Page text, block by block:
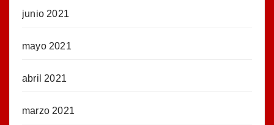
junio 2021
mayo 2021
abril 2021
marzo 2021